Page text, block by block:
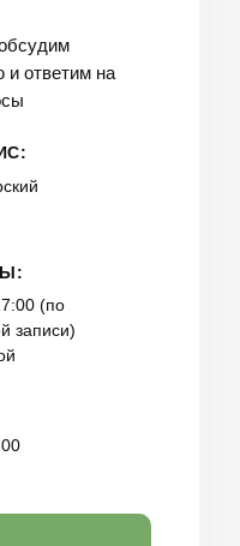
и ответим на
(по
записи)